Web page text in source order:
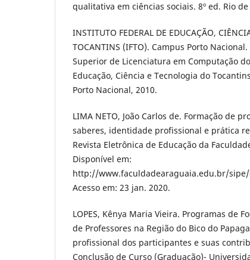
qualitativa em ciências sociais. 8º ed. Rio
INSTITUTO FEDERAL DE EDUCAÇÃO,
TOCANTINS (IFTO). Campus Porto
Superior de Licenciatura em Computação
Educação, Ciência e Tecnologia do
Porto Nacional, 2010.
LIMA NETO, João Carlos de. Formação de
saberes, identidade profissional e prática
Revista Eletrônica de Educação da
Disponível em:
http://www.faculdadearaguaia.edu.br/
Acesso em: 23 jan. 2020.
LOPES, Kênya Maria Vieira. Programas de
de Professores na Região do Bico do
profissional dos participantes e suas
Conclusão de Curso (Graduação)-